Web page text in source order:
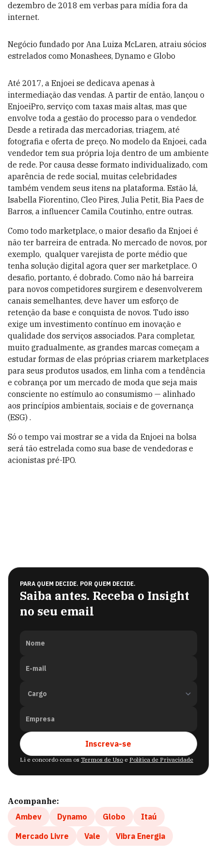
dezembro de 2018 em verbas para mídia fora da
internet.
Negócio fundado por Ana Luiza McLaren, atraiu sócios
estrelados como Monashees, Dynamo e Globo
Até 2017, a Enjoei se dedicava apenas à
intermediação das vendas. A partir de então, lançou o
EnjoeiPro, serviço com taxas mais altas, mas que
envolve toda a gestão do processo para o vendedor.
Desde a retirada das mercadorias, triagem, até
fotografia e oferta de preço. No modelo da Enjoei, cada
vendedor tem sua própria loja dentro de um ambiente
de rede. Por causa desse formato individualizado, com
aparência de rede social, muitas celebridades
também vendem seus itens na plataforma. Estão lá,
Isabella Fiorentino, Cleo Pires, Julia Petit, Bia Paes de
Barros, a influencer Camila Coutinho, entre outras.
Como todo marketplace, o maior desafio da Enjoei é
não ter barreira de entrada. No mercado de novos, por
exemplo, qualquer varejista de porte médio que
tenha solução digital agora quer ser marketplace. O
desafio, portanto, é dobrado. Como não há barreira
para novos competidores surgirem e desenvolverem
canais semelhantes, deve haver um esforço de
retenção da base e conquista de novos. Tudo isso
exige um investimento contínuo em inovação e
qualidade dos serviços associados. Para completar,
muito gradualmente, as grandes marcas começam a
estudar formas de elas próprias criarem marketplaces
para seus produtos usados, em linha com a tendência
e cobrança por um mercado de moda que seja mais
consciente no estímulo ao consumismo — alinhado
aos princípios ambientais, sociais e de governança
(ESG) .
Só o tempo vai mostrar se a vida da Enjoei na bolsa
será tão estrelada como sua base de vendedoras e
acionistas pré-IPO.
PARA QUEM DECIDE. POR QUEM DECIDE.
Saiba antes. Receba o Insight
no seu email
Nome
E-mail
Empresa
Inscreva-se
Li e concordo com os Termos de Uso e Política de Privacidade
Acompanhe:
Ambev
Dynamo Globo
Itaú
Mercado Livre
Vale Vibra Energia